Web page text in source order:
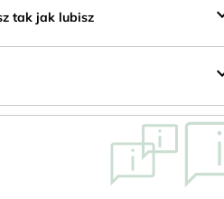
tak jak lubisz